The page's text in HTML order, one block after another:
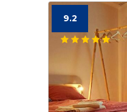
9.2